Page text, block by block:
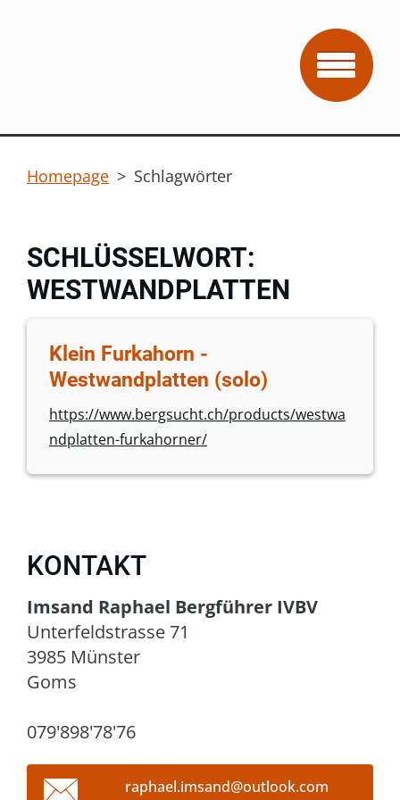
Homepage > Schlagwörter
SCHLÜSSELWORT:
WESTWANDPLATTEN
Klein Furkahorn -
Westwandplatten (solo)
https://www.bergsucht.ch/products/westwa
ndplatten-furkahorner/
KONTAKT
Imsand Raphael Bergführer IVBV
Unterfeldstrasse 71
3985 Münster
Goms
079'898'78'76
raphael.imsand@outlook.com